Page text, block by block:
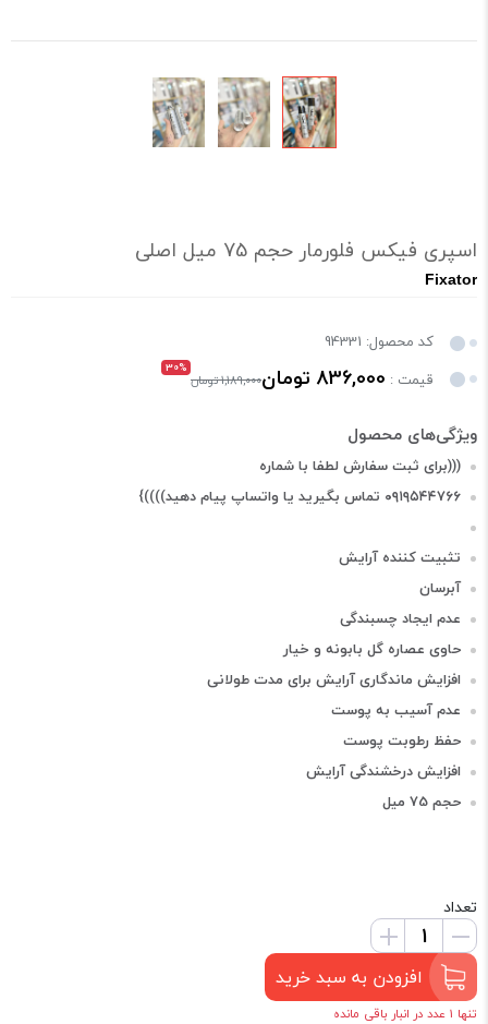
اسپری فیکس فلورمار حجم 75 میل اصلی
Fixator
کد محصول: 94331
قیمت : 836,000 تومان 30%
1,189,000 تومان
(((براى ثبت سفارش لطفا با شماره
۰۹۱۹۵۴۴۷۶۶ تماس بگیرید یا واتساپ پيام دهيد))))}
تثبیت کننده آرایش
آبرسان
عدم ایجاد چسبندگی
حاوی عصاره گل بابونه و خیار
افزایش ماندگاری آرایش برای مدت طولانی
عدم آسیب به پوست
حفظ رطوبت پوست
افزایش درخشندگی آرایش
حجم 75 میل
تعداد
افزودن به سبد خرید
تنها 1 عدد در انبار باقی مانده